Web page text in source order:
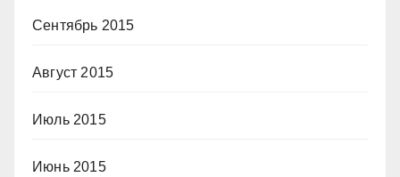
Сентябрь 2015
Август 2015
Июль 2015
Июнь 2015